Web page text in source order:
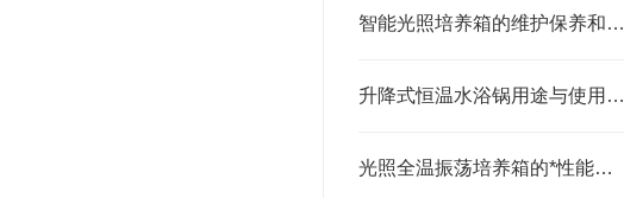
智能光照培养箱的维护保养和注意事项
升降式恒温水浴锅用途与使用说明
光照全温振荡培养箱的*性能和结构